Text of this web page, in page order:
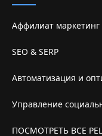
Аффилиат маркетинг
SEO & SERP
Автоматизация и
Управление
ПОСМОТРЕТЬ ВСЕ